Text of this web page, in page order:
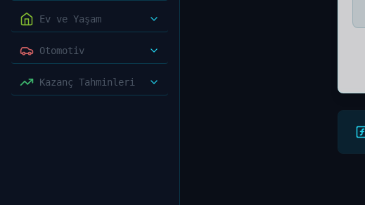
Ev ve Yaşam
Otomotiv
Kazanç Tahminleri